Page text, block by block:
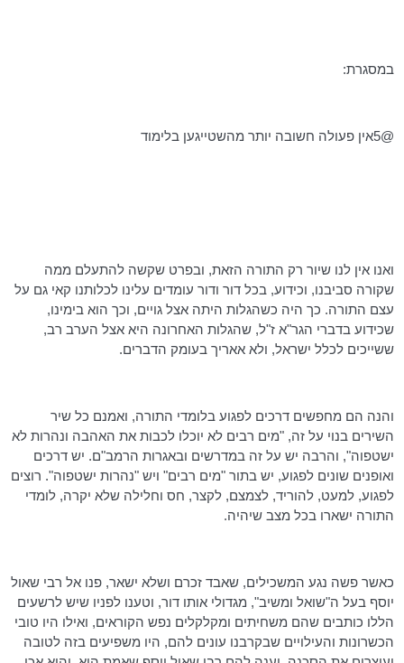
במסגרת:
@5אין פעולה חשובה יותר מהשטייגען בלימוד
ואנו אין לנו שיור רק התורה הזאת, ובפרט שקשה להתעלם ממה
שקורה סביבנו, וכידוע, בכל דור ודור עומדים עלינו לכלותנו קאי גם על
עצם התורה. כך היה כשהגלות היתה אצל גויים, וכך הוא בימינו,
שכידוע בדברי הגר"א ז"ל, שהגלות האחרונה היא אצל הערב רב,
ששייכים לכלל ישראל, ולא אאריך בעומק הדברים.
והנה הם מחפשים דרכים לפגוע בלומדי התורה, ואמנם כל שיר
השירים בנוי על זה, "מים רבים לא יוכלו לכבות את האהבה ונהרות לא
ישטפוה", והרבה יש על זה במדרשים ובאגרות הרמב"ם. יש דרכים
ואופנים שונים לפגוע, יש בתור "מים רבים" ויש "נהרות ישטפוה". רוצים
לפגוע, למעט, להוריד, לצמצם, לקצר, חס וחלילה שלא יקרה, לומדי
התורה ישארו בכל מצב שיהיה.
כאשר פשה נגע המשכילים, שאבד זכרם ושלא ישאר, פנו אל רבי שאול
יוסף בעל ה"שואל ומשיב", מגדולי אותו דור, וטענו לפניו שיש לרשעים
הללו כותבים שהם משחיתים ומקלקלים נפש הקוראים, ואילו היו טובי
הכשרונות והעילויים שבקרבנו עונים להם, היו משפיעים בזה לטובה